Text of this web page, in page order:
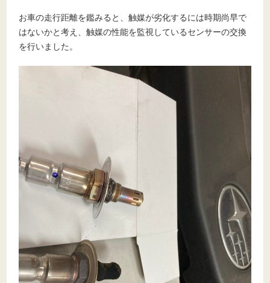
お車の走行距離を鑑みると、触媒が劣化するには時期尚早で
はないかと考え、触媒の性能を監視しているセンサーの交換
を行いました。